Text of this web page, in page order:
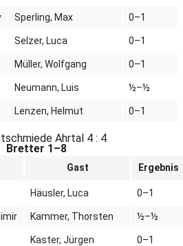
Sperling, Max 0–1
Selzer, Luca 0–1
Müller, Wolfgang 0–1
Neumann, Luis ½–½
Lenzen, Helmut 0–1
Ahrtal 4 : 4
Bretter 1–8
Gast Ergebnis
Häusler, Luca 0–1
Kammer, Thorsten ½–½
Kaster, Jürgen 0–1